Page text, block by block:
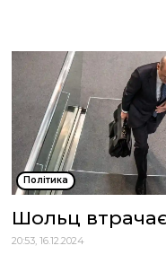
Політика
Шольц
20:53, 16.12.2024